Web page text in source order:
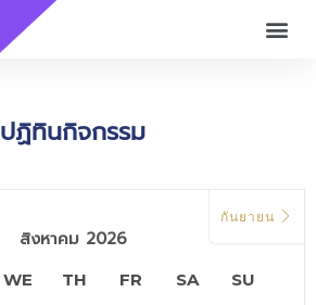
ปฏิทินกิจกรรม
สิงหาคม 2026
กันยายน
WE TH FR SA SU